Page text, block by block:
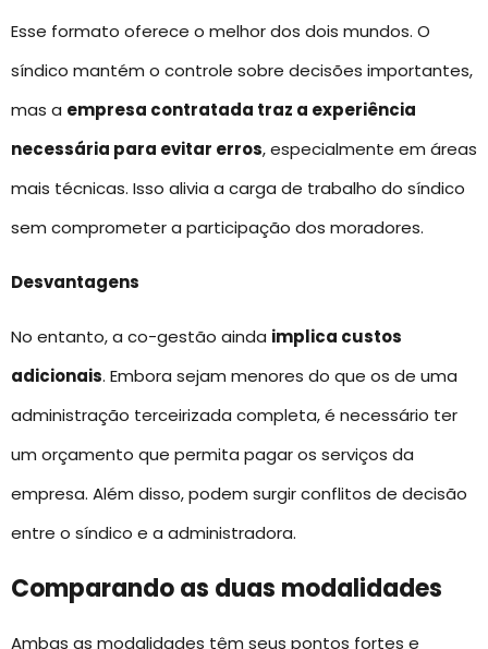
Esse formato oferece o melhor dos dois mundos. O
síndico mantém o controle sobre decisões importantes,
mas a empresa contratada traz a experiência
necessária para evitar erros, especialmente em áreas
mais técnicas. Isso alivia a carga de trabalho do síndico
sem comprometer a participação dos moradores.
Desvantagens
No entanto, a co-gestão ainda implica custos
adicionais. Embora sejam menores do que os de uma
administração terceirizada completa, é necessário ter
um orçamento que permita pagar os serviços da
empresa. Além disso, podem surgir conflitos de decisão
entre o síndico e a administradora.
Comparando as duas modalidades
Ambas as modalidades têm seus pontos fortes e